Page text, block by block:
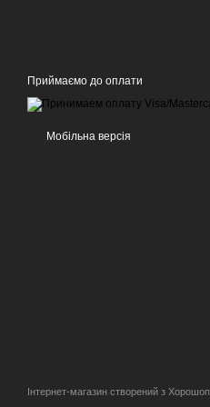
Приймаємо до оплати
Мобільна версія
Інтернет-магазин створений з Хорошоп